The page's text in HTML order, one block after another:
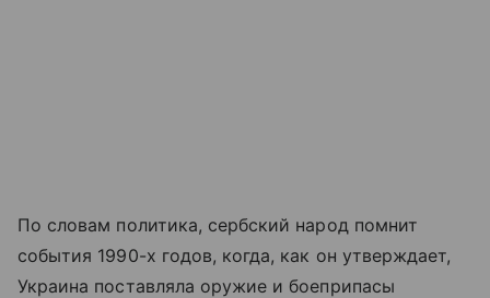
По словам политика, сербский народ помнит
события 1990-х годов, когда, как он утверждает,
Украина поставляла оружие и боеприпасы